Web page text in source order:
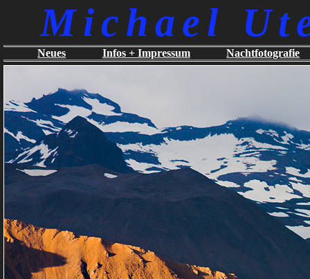
Michael
Neues Infos + Impressum Nachtfotografie